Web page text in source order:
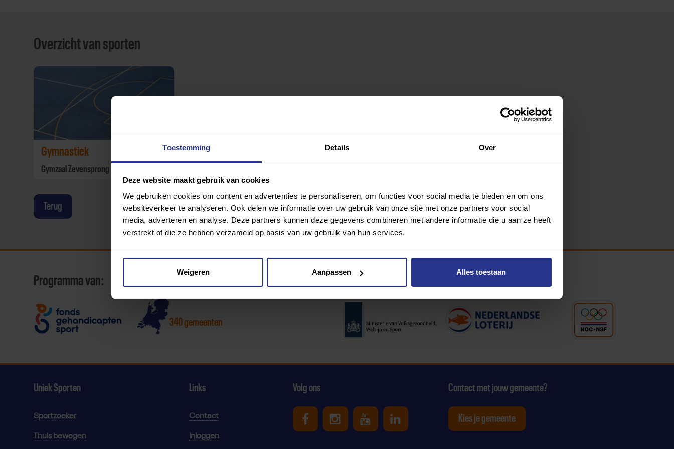
Toestemming Details Over
Deze website maakt gebruik van cookies
We gebruiken cookies om content en advertenties te personaliseren, om functies voor social media te bieden en om ons
websiteverkeer te analyseren. Ook delen we informatie over uw gebruik van onze site met onze partners voor social
media, adverteren en analyse. Deze partners kunnen deze gegevens combineren met andere informatie die u aan ze heeft
verstrekt of die ze hebben verzameld op basis van uw gebruik van hun services.
Weigeren Aanpassen Alles toestaan
Overzicht van sporten
Gymnastiek
Gymzaal Zevensprong
Terug
Programma van:
340 gemeenten
Partners:
Uniek Sporten
Sportzoeker
Thuis bewegen
Links
Contact
Inloggen
Volg ons
Uniek Sporten op Facebook
Uniek Sporten op Instagram
Uniek Sporten op Youtube
Uniek Sporten op Linkedin
Contact met jouw gemeente?
Kies je gemeente